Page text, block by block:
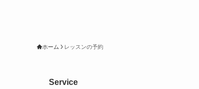
ホーム レッスンの予約
Service